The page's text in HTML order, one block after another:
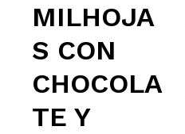
MILHOJA
S CON
CHOCOLA
TE Y